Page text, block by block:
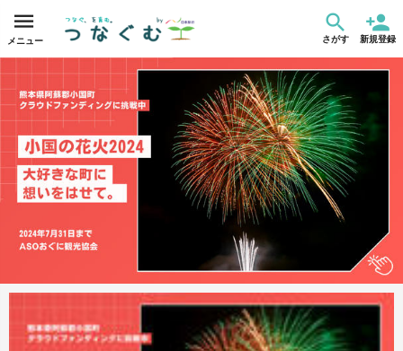
メニュー さがす 新規登録